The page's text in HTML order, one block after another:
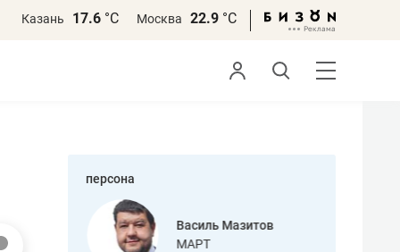
Казань 17.6 °С Москва 22.9 °С
персона
Василь Мазитов
МАРТ